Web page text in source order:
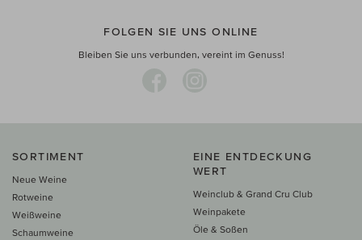
FOLGEN SIE UNS ONLINE
Bleiben Sie uns verbunden, vereint im Genuss!
SORTIMENT
Neue Weine
Rotweine
Weißweine
Schaumweine
EINE ENTDECKUNG
WERT
Weinclub & Grand Cru Club
Weinpakete
Öle & Soßen